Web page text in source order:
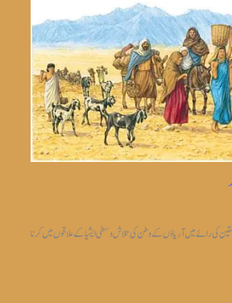
کی رائے میں آریاؤں کے وطن کی تلاش وسطی ایشیا کے علاقوں میں کرنا